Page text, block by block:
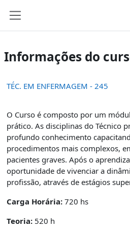
Informações do
TÉC. EM ENFERMAGEM - 245
O Curso é composto por um
prático. As disciplinas do Técnico
profundo conhecimento
procedimentos mais complexos,
pacientes graves. Após o
oportunidade de vivenciar a
profissão, através de estágios
Carga Horária: 720 hs
Teoria: 520 h